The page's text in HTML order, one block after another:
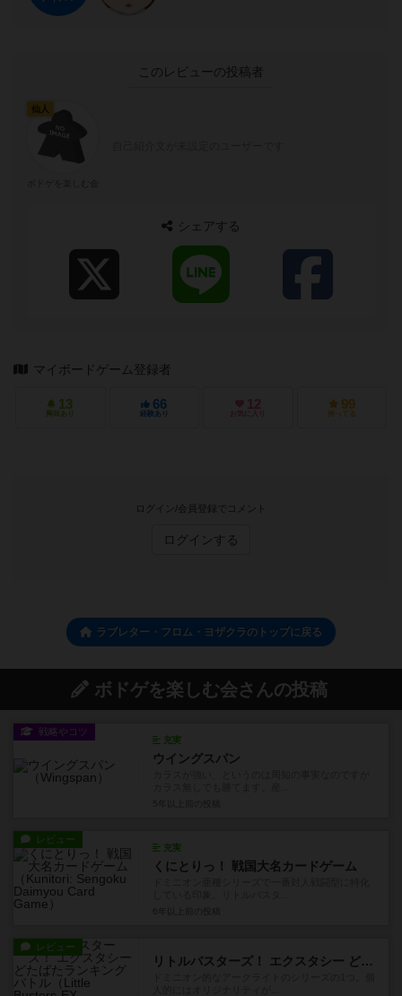
このレビューの投稿者
仙人
シェアする
マイボードゲーム登録者
13
興味あり
66
経験あり
12
お気に入り
99
持ってる
ログイン/会員登録でコメント
ログインする
ラブレター・フロム・ヨザクラのトップに戻る
ボドゲを楽しむ会さんの投稿
戦略やコツ
充実
ウイングスパン
レビュー
充実
くにとりっ！ 戦国大名カードゲーム
レビュー
リトルバスターズ！ エクスタシー どたばたランキングバトル